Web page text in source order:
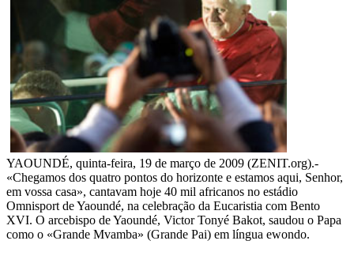
YAOUNDÉ, quinta-feira, 19 de março de 2009 (ZENIT.org).-
«Chegamos dos quatro pontos do horizonte e estamos aqui, Senhor,
em vossa casa», cantavam hoje 40 mil africanos no estádio
Omnisport de Yaoundé, na celebração da Eucaristia com Bento
XVI. O arcebispo de Yaoundé, Victor Tonyé Bakot, saudou o Papa
como o «Grande Mvamba» (Grande Pai) em língua ewondo.